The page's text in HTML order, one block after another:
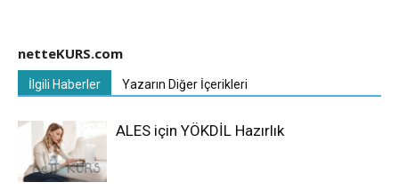
netteKURS.com
İlgili Haberler Yazarın Diğer İçerikleri
ALES için YÖKDİL Hazırlık